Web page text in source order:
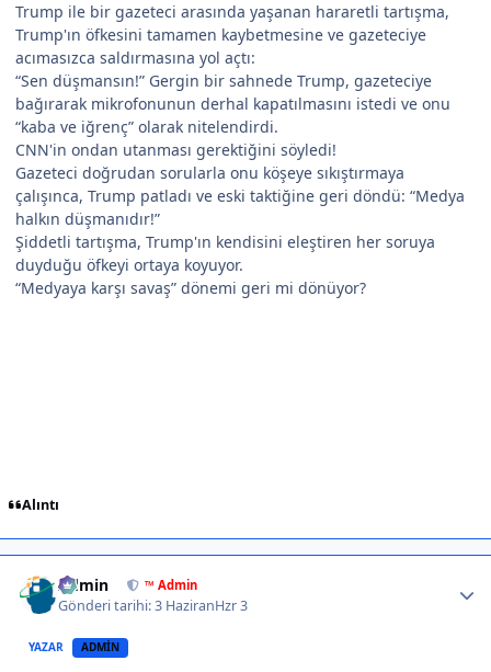
Trump ile bir gazeteci arasında yaşanan hararetli tartışma,
Trump'ın öfkesini tamamen kaybetmesine ve gazeteciye
acımasızca saldırmasına yol açtı:
“Sen düşmansın!” Gergin bir sahnede Trump, gazeteciye
bağırarak mikrofonunun derhal kapatılmasını istedi ve onu
“kaba ve iğrenç” olarak nitelendirdi.
CNN'in ondan utanması gerektiğini söyledi!
Gazeteci doğrudan sorularla onu köşeye sıkıştırmaya
çalışınca, Trump patladı ve eski taktiğine geri döndü: “Medya
halkın düşmanıdır!”
Şiddetli tartışma, Trump'ın kendisini eleştiren her soruya
duyduğu öfkeyi ortaya koyuyor.
“Medyaya karşı savaş” dönemi geri mi dönüyor?
Alıntı
Admin ™ Admin
Gönderi tarihi:3 HaziranHzr 3
YAZAR ADMIN